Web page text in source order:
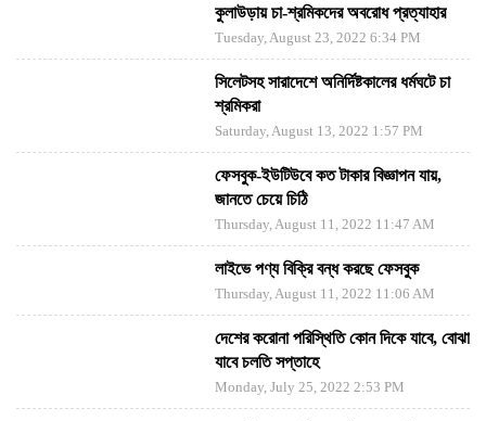
কুলাউড়ায় চা-শ্রমিকদের অবরোধ প্রত্যাহার
Tuesday, August 23, 2022 6:34 PM
সিলেটসহ সারাদেশে অনির্দিষ্টকালের ধর্মঘটে চা
শ্রমিকরা
Saturday, August 13, 2022 1:57 PM
ফেসবুক-ইউটিউবে কত টাকার বিজ্ঞাপন যায়,
জানতে চেয়ে চিঠি
Thursday, August 11, 2022 11:47 AM
লাইভে পণ্য বিক্রি বন্ধ করছে ফেসবুক
Thursday, August 11, 2022 11:06 AM
দেশের করোনা পরিস্থিতি কোন দিকে যাবে, বোঝা
যাবে চলতি সপ্তাহে
Monday, July 25, 2022 2:53 PM